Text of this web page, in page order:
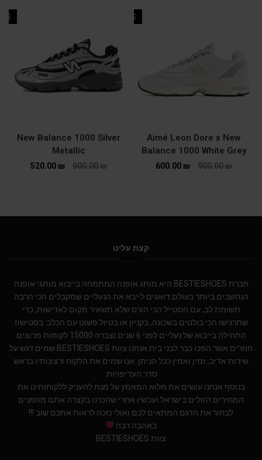
SALE
Aimé Leon Dore x New
Balance 1000 White Grey
900.00₪
600.00 ₪
New Balance 1000 Silver
Metallic
900.00₪
520.00 ₪
קצת עלינו
חברת BESTIESHOES היא מותג אופנה המתמחה בייבוא מותגי אופנה
הנחשבים ביותר בעולם.דואגים לייבא את הנעליים שמקבלים הכי הרבה
תשומת לב, עם הסטייל הכי הורס שלא תשאיר מקום לאדישות, כדי
שתרגישו הכי בולטים בשכונה, בקניון או בטיול פשוט עם הכלב. בסטישוז
התחילה בייבוא של נעליים לפני 6 שנים וצברה 15000 לקוחות מרוצים
חוזרים אשר הפכו כבר לבני בית.אנחנו צוות BESTIESHOES שמים דגש על
שירות אדיב, זמין ואמין ככל הניתן. אנו שמים את הלקוח ורצונותיו בראש
סדר העדיפויות.
בנוסף אנחנו עושים את מלוא המאמץ על מנת להעניק ללקוחותינו את
המחירים הזולים בישראל.ועכשיו אחרי שהכרנו בקצרה אתם מוזמנים
לבחור את הדגם המתאים לכם ואולי נזכה לראות אתכם שוב !!!
באהבה רבה
צוות BESTIESHOES